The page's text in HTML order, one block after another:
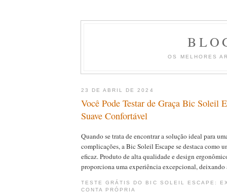
OS MELHORES
23 DE ABRIL DE 2024
Você Pode Testar de Graça Bic Soleil
Suave Confortável
Quando se trata de encontrar a solução ideal para
complicações, a Bic Soleil Escape se destaca como
eficaz. Produto de alta qualidade e design
proporciona uma experiência excepcional, deixando
TESTE GRÁTIS DO BIC SOLEIL ESCAPE:
CONTA PRÓPRIA